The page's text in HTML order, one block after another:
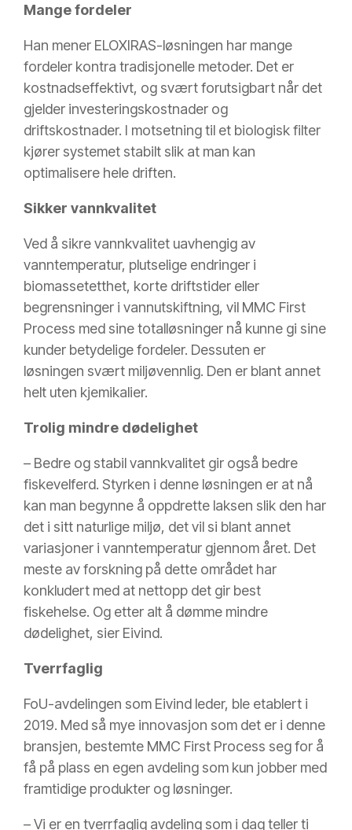
Mange fordeler
Han mener ELOXIRAS-løsningen har mange
fordeler kontra tradisjonelle metoder. Det er
kostnadseffektivt, og svært forutsigbart når det
gjelder investeringskostnader og
driftskostnader. I motsetning til et biologisk filter
kjører systemet stabilt slik at man kan
optimalisere hele driften.
Sikker vannkvalitet
Ved å sikre vannkvalitet uavhengig av
vanntemperatur, plutselige endringer i
biomassetetthet, korte driftstider eller
begrensninger i vannutskiftning, vil MMC First
Process med sine totalløsninger nå kunne gi sine
kunder betydelige fordeler. Dessuten er
løsningen svært miljøvennlig. Den er blant annet
helt uten kjemikalier.
Trolig mindre dødelighet
– Bedre og stabil vannkvalitet gir også bedre
fiskevelferd. Styrken i denne løsningen er at nå
kan man begynne å oppdrette laksen slik den har
det i sitt naturlige miljø, det vil si blant annet
variasjoner i vanntemperatur gjennom året. Det
meste av forskning på dette området har
konkludert med at nettopp det gir best
fiskehelse. Og etter alt å dømme mindre
dødelighet, sier Eivind.
Tverrfaglig
FoU-avdelingen som Eivind leder, ble etablert i
2019. Med så mye innovasjon som det er i denne
bransjen, bestemte MMC First Process seg for å
få på plass en egen avdeling som kun jobber med
framtidige produkter og løsninger.
– Vi er en tverrfaglig avdeling som i dag teller ti